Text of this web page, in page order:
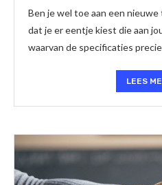
Ben je wel toe aan een
dat je er eentje kiest die aan
waarvan de specificaties
LEES